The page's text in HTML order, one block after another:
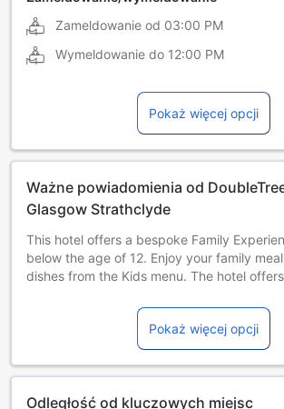
Zameldowanie od 03:00 PM
Wymeldowanie do 12:00 PM
Pokaż więcej opcji
Ważne powiadomienia od
Glasgow Strathclyde
This hotel offers a bespoke Family
below the age of 12. Enjoy your family
dishes from the Kids menu. The hotel
below the age of 12. Enjoy your family
dishes from the Kids menu. The hotel
This hotel offers a bespoke Family
below the age of 12. Enjoy your family
Pokaż więcej opcji
Odległość od kluczowych miejsc